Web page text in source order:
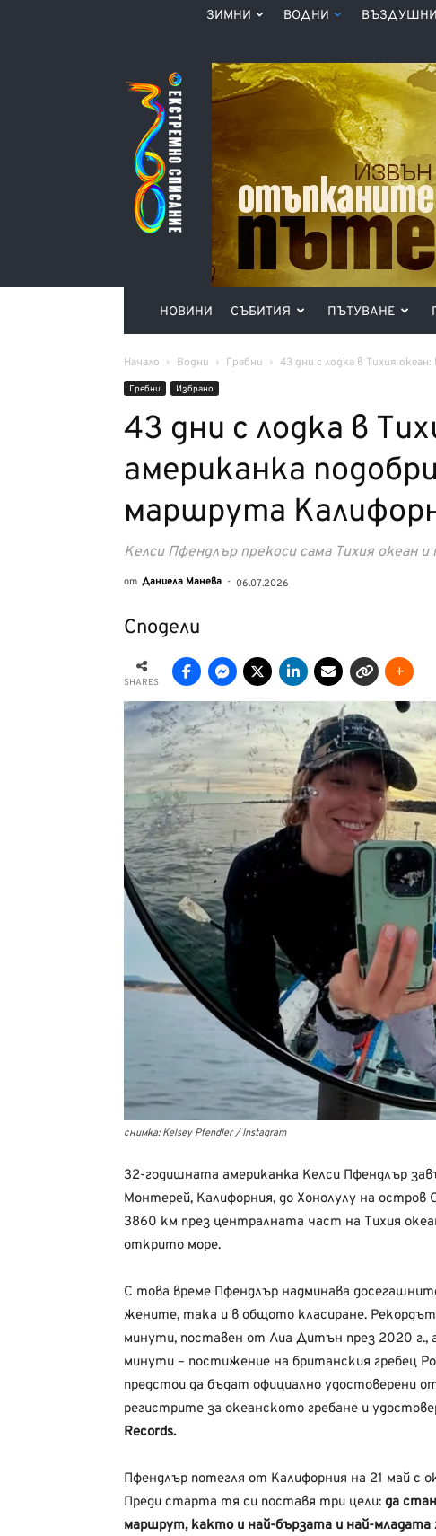
ЗИМНИ ВОДНИ ВЪЗДУШНИ
Списание
360°
НОВИНИ СЪБИТИЯ ПЪТУВАНЕ
Начало Водни Гребни 43 дни с лодка в Тихия
Гребни Избрано
43 дни с лодка в
американка
маршрута
Келси Пфендлър прекоси сама Тихия океан
от Даниела Манева - 06.07.2026
Сподели
SHARES
снимка: Kelsey Pfendler / Instagram
32-годишната американка Келси Пфендлър
Монтерей, Калифорния, до Хонолулу на остров
3860 км през централната част на Тихия
открито море.
С това време Пфендлър надминава
жените, така и в общото класиране.
минути, поставен от Лиа Дитън през 2020 г.,
минути – постижение на британския гребец
предстои да бъдат официално удостоверени
регистрите за океанското гребане и
Records.
Пфендлър потегля от Калифорния на 21 май с
Преди старта тя си поставя три цели: да
маршрут, както и най-бързата и най-младата